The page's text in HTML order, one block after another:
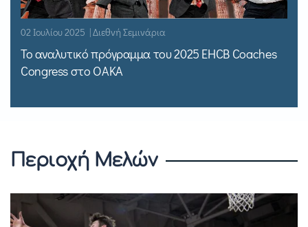
02 Ιουλίου 2025 | Διεθνή Σεμινάρια
Το αναλυτικό πρόγραμμα του 2025 EHCB Coaches
Congress στο ΟΑΚΑ
Περιοχή Μελών